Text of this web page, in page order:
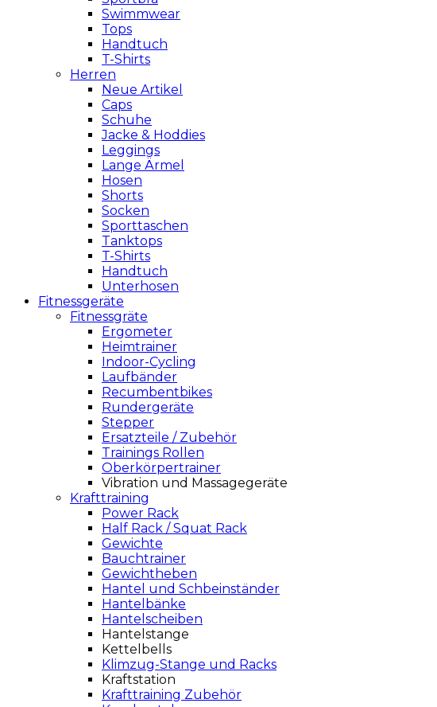
Swimmwear
Tops
Handtuch
T-Shirts
Herren
Neue Artikel
Caps
Schuhe
Jacke & Hoddies
Leggings
Lange Ärmel
Hosen
Shorts
Socken
Sporttaschen
Tanktops
T-Shirts
Handtuch
Unterhosen
Fitnessgeräte
Fitnessgräte
Ergometer
Heimtrainer
Indoor-Cycling
Laufbänder
Recumbentbikes
Rundergeräte
Stepper
Ersatzteile / Zubehör
Trainings Rollen
Oberkörpertrainer
Vibration und Massagegeräte
Krafttraining
Power Rack
Half Rack / Squat Rack
Gewichte
Bauchtrainer
Gewichtheben
Hantel und Schbeinständer
Hantelbänke
Hantelscheiben
Hantelstange
Kettelbells
Klimzug-Stange und Racks
Kraftstation
Krafttraining Zubehör